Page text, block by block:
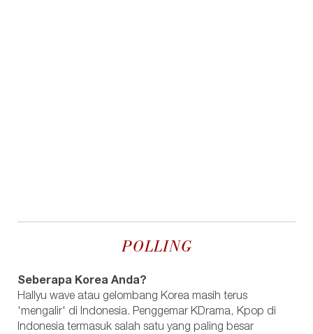
POLLING
Seberapa Korea Anda?
Hallyu wave atau gelombang Korea masih terus
'mengalir' di Indonesia. Penggemar KDrama, Kpop di
Indonesia termasuk salah satu yang paling besar